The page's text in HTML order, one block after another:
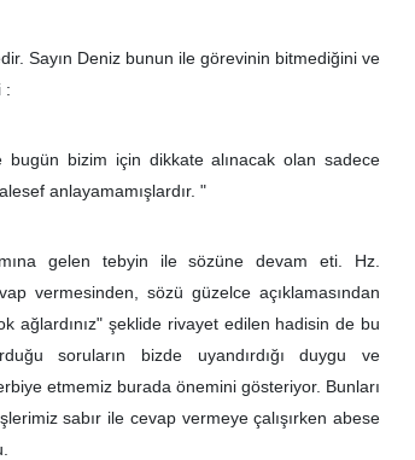
Sayın Deniz bunun ile görevinin bitmediğini ve
:
bizim için dikkate alınacak olan sadece
anlayamamışlardır. "
gelen tebyin ile sözüne devam eti. Hz.
vermesinden, sözü güzelce açıklamasından
ağlardınız" şeklide rivayet edilen hadisin de bu
soruların bizde uyandırdığı duygu ve
etmemiz burada önemini gösteriyor. Bunları
sabır ile cevap vermeye çalışırken abese